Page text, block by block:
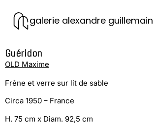
galerie alexandre guillemain
Guéridon
OLD Maxime
Frêne et verre sur lit de sable
Circa 1950 – France
H. 75 cm x Diam. 92,5 cm